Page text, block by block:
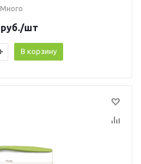
Много
руб./шт
В корзину